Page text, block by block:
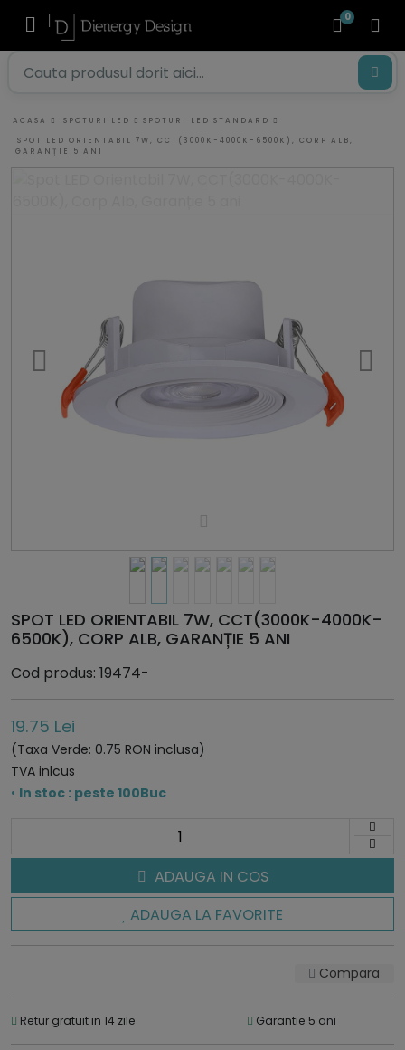
0
ACASA SPOTURI LED
SPOTURI LED STANDARD
SPOT LED ORIENTABIL 7W, CCT(3000K-4000K-6500K), CORP ALB,
GARANȚIE 5 ANI
SPOT LED ORIENTABIL 7W, CCT(3000K-4000K-
6500K), CORP ALB, GARANȚIE 5 ANI
Cod produs: 19474-
19.75 Lei
(Taxa Verde: 0.75 RON inclusa)
TVA inlcus
• In stoc : peste 100Buc
ADAUGA IN COS
ADAUGA LA FAVORITE
Compara
Retur gratuit in 14 zile Garantie 5 ani